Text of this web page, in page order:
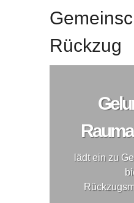
Rückzug
lädt ein zu